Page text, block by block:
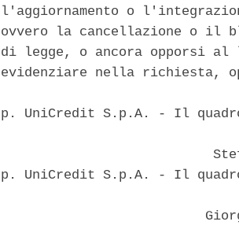
l'aggiornamento o
ovvero la cancellazione o il
di legge, o ancora opporsi
evidenziare nella richiesta,
p. UniCredit S.p.A. - Il
p. UniCredit S.p.A. - Il